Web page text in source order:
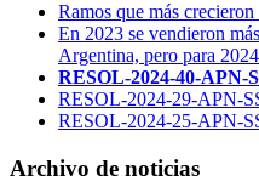
Ramos que más
En 2023 se vendieron
Argentina, pero para
RESOL-2024-40-APN-
RESOL-2024-29-APN-
RESOL-2024-25-APN-
Archivo de noticias